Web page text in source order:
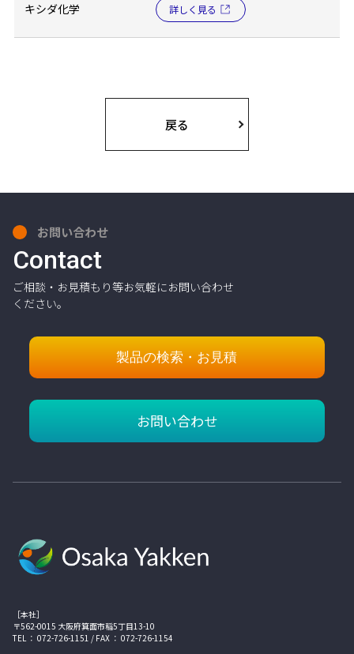
キシダ化学 詳しく見る
戻る
お問い合わせ
Contact
ご相談・お見積もり等お気軽にお問い合わせ
ください。
製品の検索・お見積
お問い合わせ
［本社］
〒562-0015 大阪府箕面市稲5丁目13-10
TEL ： 072-726-1151 / FAX ： 072-726-1154